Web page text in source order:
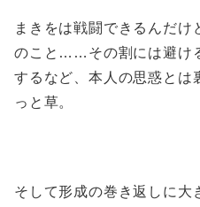
まきをは戦闘できるんだけ
のこと……その割には避け
するなど、本人の思惑とは
っと草。
そして形成の巻き返しに大